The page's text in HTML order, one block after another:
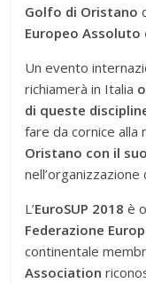
Golfo di Oristano
Europeo Assoluto
Un evento
richiamerà in Italia
di queste
fare da cornice alla
Oristano con il
L’EuroSUP 2018 è
Federazione
continentale
Association